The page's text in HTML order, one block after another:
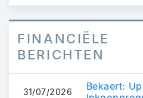
FINANCIËLE
BERICHTEN
31/07/2026
Bekaert: